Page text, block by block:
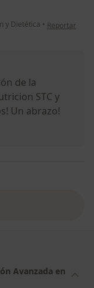
y Dietética • en opinión
Reportar
de la
STC y
Un abrazo!
Avanzada en